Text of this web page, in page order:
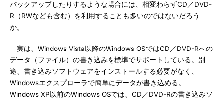
バックアップしたりするような場合には、相変わらずCD／DVD-
R（RWなども含む）を利用することも多いのではないだろう
か。
実は、Windows Vista以降のWindows OSではCD／DVD-Rへの
データ（ファイル）の書き込みを標準でサポートしている。別
途、書き込みソフトウェアをインストールする必要がなく、
Windowsエクスプローラで簡単にデータが書き込める。
Windows XP以前のWindows OSでは、CD／DVD-Rの書き込みソ